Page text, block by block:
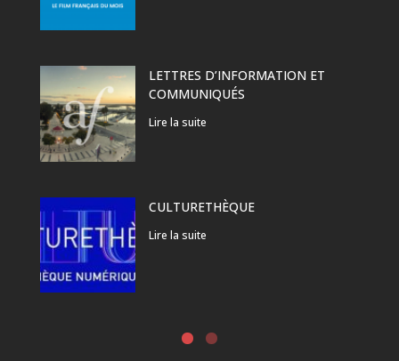
LETTRES D’INFORMATION ET
COMMUNIQUÉS
Lire la suite
CULTURETHÈQUE
Lire la suite